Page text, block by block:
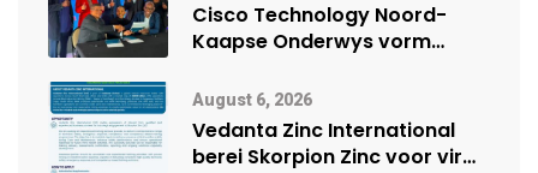
Cisco Technology Noord-
Kaapse Onderwys vorm
vennootskap
August 6, 2026
Vedanta Zinc International
berei Skorpion Zinc voor vir